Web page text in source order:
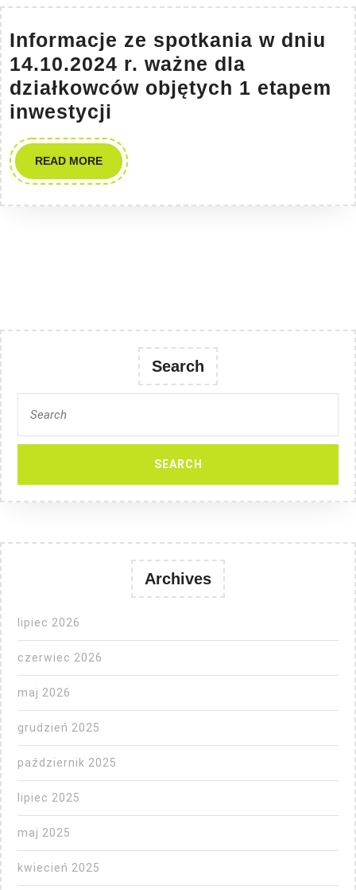
Informacje ze spotkania w dniu
14.10.2024 r. ważne dla
działkowców objętych 1 etapem
inwestycji
ze
spotkania
w
dniu
działkowców
objętych
etapem
READ MOREREAD
MORE
Search
for:
Archives
lipiec 2026
czerwiec 2026
maj 2026
grudzień 2025
październik 2025
lipiec 2025
maj 2025
kwiecień 2025